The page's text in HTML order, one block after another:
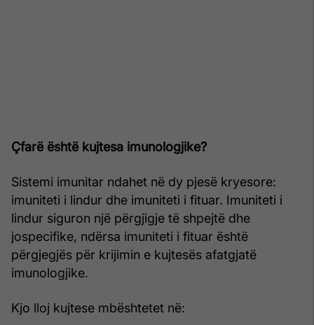
Çfarë është kujtesa imunologjike?
Sistemi imunitar ndahet në dy pjesë kryesore:
imuniteti i lindur dhe imuniteti i fituar. Imuniteti i
lindur siguron një përgjigje të shpejtë dhe
jospecifike, ndërsa imuniteti i fituar është
përgjegjës për krijimin e kujtesës afatgjatë
imunologjike.
Kjo lloj kujtese mbështetet në: